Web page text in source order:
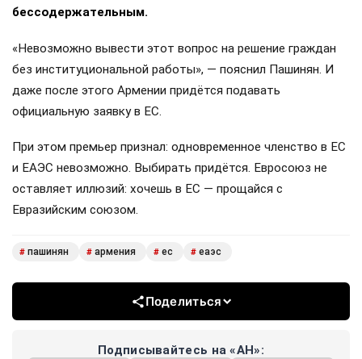
бессодержательным.
«Невозможно вывести этот вопрос на решение граждан
без институциональной работы», — пояснил Пашинян. И
даже после этого Армении придётся подавать
официальную заявку в ЕС.
При этом премьер признал: одновременное членство в ЕС
и ЕАЭС невозможно. Выбирать придётся. Евросоюз не
оставляет иллюзий: хочешь в ЕС — прощайся с
Евразийским союзом.
# пашинян # армения # ес # еаэс
Поделиться
Подписывайтесь на «АН»: